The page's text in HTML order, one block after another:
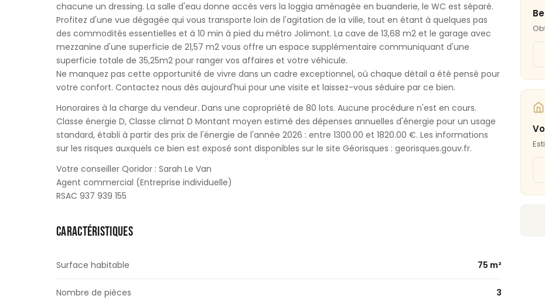
chacune un dressing. La salle d'eau donne accès vers la loggia aménagée en buanderie, le WC est séparé.
Profitez d'une vue dégagée qui vous transporte loin de l'agitation de la ville, tout en étant à quelques pas
des commodités essentielles et à 10 min à pied du métro Jolimont. La cave de 13,68 m2 et le garage avec
mezzanine d'une superficie de 21,57 m2 vous offre un espace supplémentaire communiquant d'une
superficie totale de 35,25m2 pour ranger vos affaires et votre véhicule.
Ne manquez pas cette opportunité de vivre dans un cadre exceptionnel, où chaque détail a été pensé pour
votre confort. Contactez nous dès aujourd'hui pour une visite et laissez-vous séduire par ce bien.
Honoraires à la charge du vendeur. Dans une copropriété de 80 lots. Aucune procédure n'est en cours.
Classe énergie D, Classe climat D Montant moyen estimé des dépenses annuelles d'énergie pour un usage
standard, établi à partir des prix de l'énergie de l'année 2026 : entre 1300.00 et 1820.00 €. Les informations
sur les risques auxquels ce bien est exposé sont disponibles sur le site Géorisques : georisques.gouv.fr.
Votre conseiller Qoridor : Sarah Le Van
Agent commercial (Entreprise individuelle)
RSAC 937 939 155
CARACTÉRISTIQUES
Surface habitable 75 m²
Nombre de pièces 3